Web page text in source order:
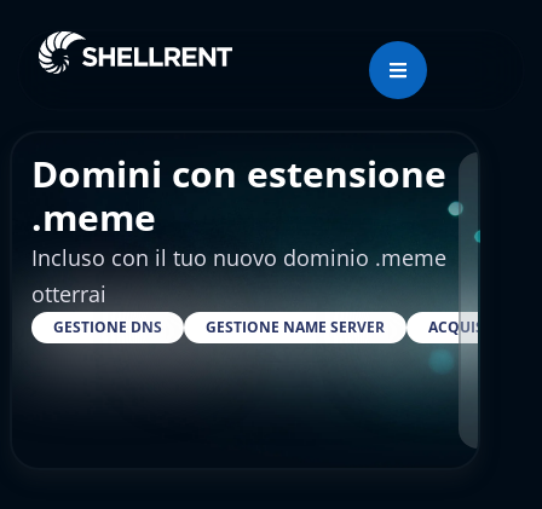
Domini con estensione
.meme
Incluso con il tuo nuovo dominio .meme
otterrai
GESTIONE DNS GESTIONE NAME SERVER ACQUISTARE